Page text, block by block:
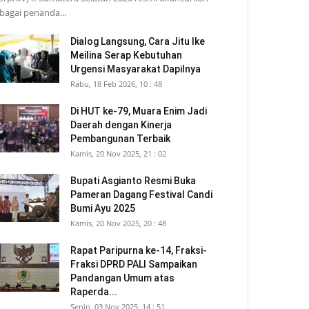
penanda...
Dialog Langsung, Cara Jitu Ike
Meilina Serap Kebutuhan
Urgensi Masyarakat Dapilnya
Rabu, 18 Feb 2026, 10 : 48
Di HUT ke-79, Muara Enim Jadi
Daerah dengan Kinerja
Pembangunan Terbaik
Kamis, 20 Nov 2025, 21 : 02
Bupati Asgianto Resmi Buka
Pameran Dagang Festival Candi
Bumi Ayu 2025
Kamis, 20 Nov 2025, 20 : 48
Rapat Paripurna ke-14, Fraksi-
Fraksi DPRD PALI Sampaikan
Pandangan Umum atas
Raperda...
Senin, 03 Nov 2025, 14 : 51